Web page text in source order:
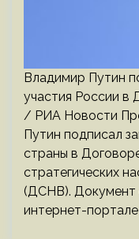
Владимир Путин
участия России
/ РИА Новости
Путин подписал
страны в
стратегических
(ДСНВ). Документ
интернет-